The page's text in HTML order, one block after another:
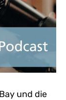
und die